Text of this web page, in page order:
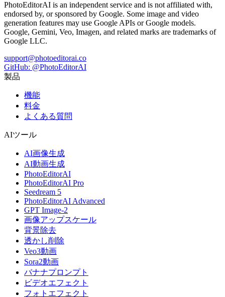
PhotoEditorAI is an independent service and is not affiliated with,
endorsed by, or sponsored by Google. Some image and video
generation features may use Google APIs or Google models.
Google, Gemini, Veo, Imagen, and related marks are trademarks of
Google LLC.
support@photoeditorai.co
GitHub: @PhotoEditorAI
製品
機能
料金
よくある質問
AIツール
AI画像生成
AI動画生成
PhotoEditorAI
PhotoEditorAI Pro
Seedream 5
PhotoEditorAI Advanced
GPT Image-2
画像アップスケール
背景除去
透かし削除
Veo3動画
Sora2動画
バナナプロンプト
ビデオエフェクト
フォトエフェクト